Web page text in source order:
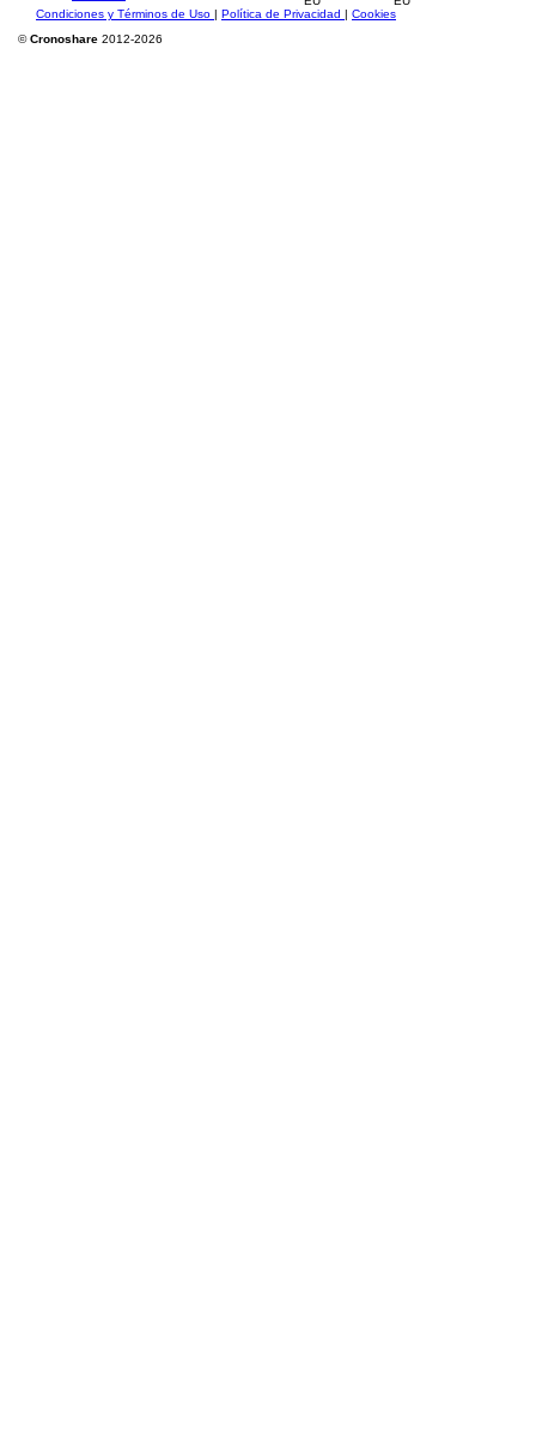
Condiciones y Términos de Uso | Política de Privacidad | Cookies
©Cronoshare 2012-2026